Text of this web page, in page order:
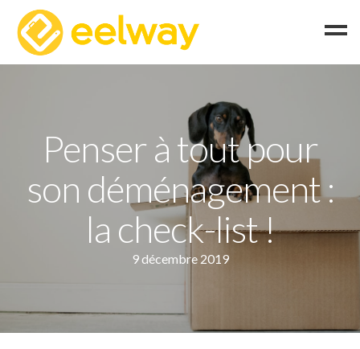
Français
English
Penser à tout pour
son déménagement :
la check-list !
9 décembre 2019